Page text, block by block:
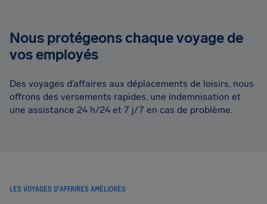
Nous protégeons chaque voyage de
vos employés
Des voyages d’affaires aux déplacements de loisirs, nous
offrons des versements rapides, une indemnisation et
une assistance 24 h/24 et 7 j/7 en cas de problème.
LES VOYAGES D’AFFAIRES AMÉLIORÉS